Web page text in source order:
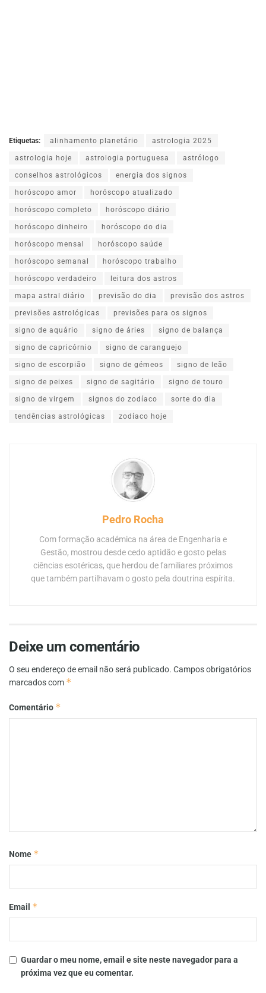
Etiquetas: alinhamento planetário astrologia 2025
astrologia hoje astrologia portuguesa astrólogo
conselhos astrológicos energia dos signos
horóscopo amor horóscopo atualizado
horóscopo completo horóscopo diário
horóscopo dinheiro horóscopo do dia
horóscopo mensal horóscopo saúde
horóscopo semanal horóscopo trabalho
horóscopo verdadeiro leitura dos astros
mapa astral diário previsão do dia previsão dos astros
previsões astrológicas previsões para os signos
signo de aquário signo de áries signo de balança
signo de capricórnio signo de caranguejo
signo de escorpião signo de gémeos signo de leão
signo de peixes signo de sagitário signo de touro
signo de virgem signos do zodíaco sorte do dia
tendências astrológicas zodíaco hoje
Pedro Rocha
Com formação académica na área de Engenharia e
Gestão, mostrou desde cedo aptidão e gosto pelas
ciências esotéricas, que herdou de familiares próximos
que também partilhavam o gosto pela doutrina espírita.
Deixe um comentário
O seu endereço de email não será publicado. Campos obrigatórios
marcados com *
Comentário *
Nome *
Email *
Guardar o meu nome, email e site neste navegador para a
próxima vez que eu comentar.